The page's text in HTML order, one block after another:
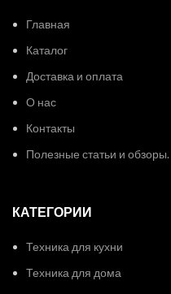
Главная
Каталог
Доставка и оплата
О нас
Контакты
Полезные статьи и обзоры.
КАТЕГОРИИ
Техника для кухни
Техника для дома